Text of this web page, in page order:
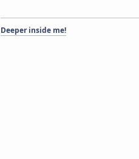
Deeper inside me!